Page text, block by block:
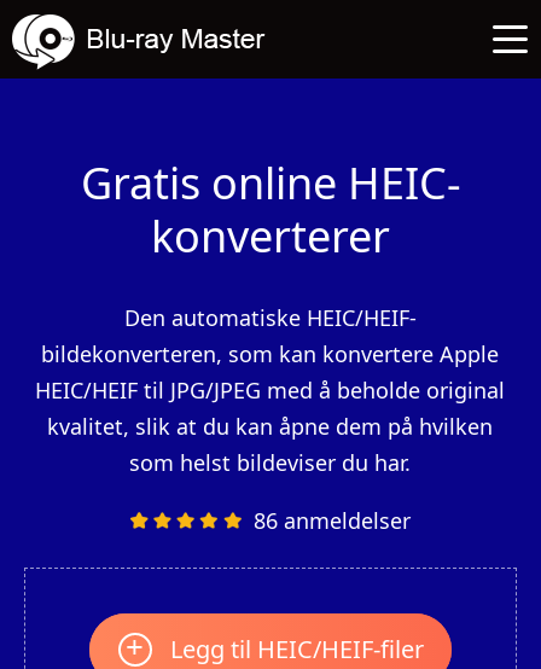
Gratis online HEIC-
konverterer
Den automatiske HEIC/HEIF-
bildekonverteren, som kan konvertere Apple
HEIC/HEIF til JPG/JPEG med å beholde original
kvalitet, slik at du kan åpne dem på hvilken
som helst bildeviser du har.
86 anmeldelser
+ Legg til HEIC/HEIF-filer